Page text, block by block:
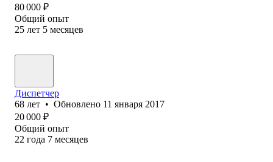
80 000 ₽
Общий опыт
25 лет 5 месяцев
Диспетчер
68 лет • Обновлено 11 января 2017
20 000 ₽
Общий опыт
22 года 7 месяцев